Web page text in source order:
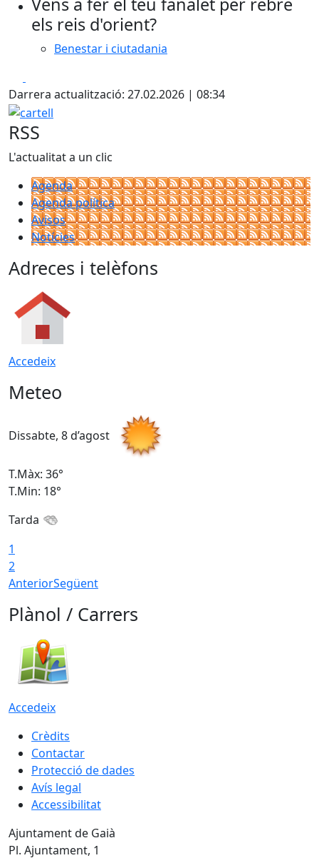
−
els reis d'orient?
Benestar i ciutadania
Darrera actualització: 27.02.2026 | 08:34
cartell
RSS
L'actualitat a un clic
Agenda
Agenda política
Avisos
Notícies
Adreces i telèfons
Accedeix
Meteo
Dissabte, 8 d’agost
T.Màx: 36°
T.Min: 18°
Tarda
1
2
AnteriorSegüent
Plànol / Carrers
Accedeix
Crèdits
Contactar
Protecció de dades
Avís legal
Accessibilitat
Ajuntament de Gaià
Pl. Ajuntament, 1